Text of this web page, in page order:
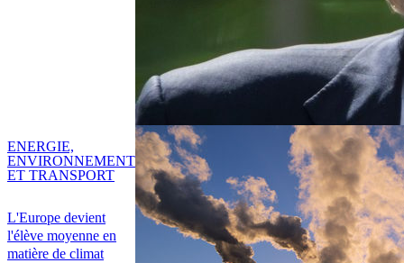
L'Europe devient
l'élève moyenne en
matière de climat
ENERGIE,
ENVIRONNEMENT
ET TRANSPORT